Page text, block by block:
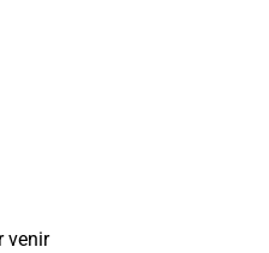
venir